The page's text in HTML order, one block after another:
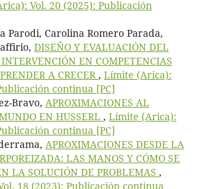
Vol. 20 (2025): Publicación
Parodi, Carolina Romero Parada,
DISEÑO Y EVALUACIÓN DEL
EN COMPETENCIAS
A CRECER, Límite (Arica):
continua [PC]
Bravo, APROXIMACIONES AL
EN HUSSERL , Límite (Arica):
continua [PC]
APROXIMACIONES DESDE LA
LAS MANOS Y CÓMO SE
LA SOLUCIÓN DE PROBLEMAS ,
18 (2023): Publicación continua